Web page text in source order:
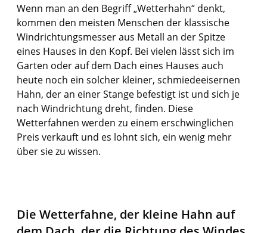
Wenn man an den Begriff „Wetterhahn“ denkt,
kommen den meisten Menschen der klassische
Windrichtungsmesser aus Metall an der Spitze
eines Hauses in den Kopf. Bei vielen lässt sich im
Garten oder auf dem Dach eines Hauses auch
heute noch ein solcher kleiner, schmiedeeisernen
Hahn, der an einer Stange befestigt ist und sich je
nach Windrichtung dreht, finden. Diese
Wetterfahnen werden zu einem erschwinglichen
Preis verkauft und es lohnt sich, ein wenig mehr
über sie zu wissen.
Die Wetterfahne, der kleine Hahn auf